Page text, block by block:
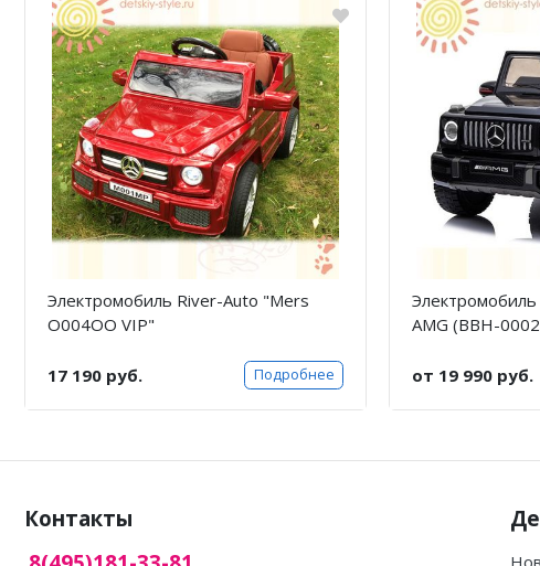
Электромобиль River-Auto "Mers
O004OO VIP"
17 190 руб. Подробнее
AMG (BBH-
от 19 990 руб.
Контакты